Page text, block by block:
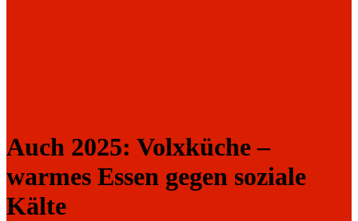
Auch 2025: Volxküche –
warmes Essen gegen soziale
Kälte